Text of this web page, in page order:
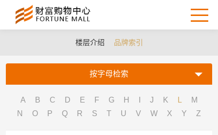
楼层介绍 品牌索引
按字母检索
A B C D E F G H J K L
M
N
O P Q R S T U V W X Y Z